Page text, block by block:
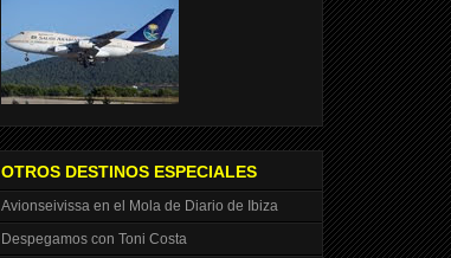
OTROS DESTINOS ESPECIALES
Avionseivissa en el Mola de Diario de Ibiza
Despegamos con Toni Costa